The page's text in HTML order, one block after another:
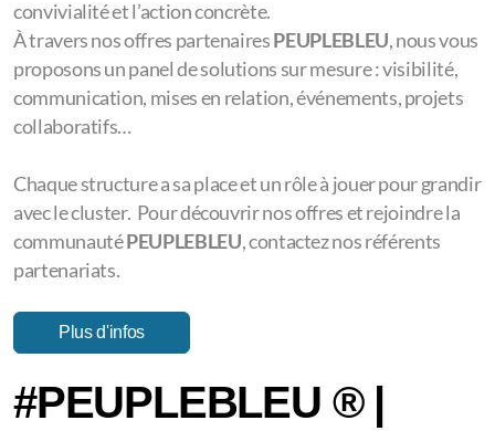
et à une dynamique humaine inspirante. Rejoignez les
valeurs dePEUPLEBLEU: solidarité, engagement,
coopération et responsabilité
Intégrez un réseau actif d’acteurs économiques,
associatifs et institutionnels engagés en Alsace
moderne, responsable et tournée vers l’impact positif
UNE ALLIANCE
ENTRE VOTRE ENTREPRISE ET PEUPLEBLEU
PEUPLEBLEUpour valoriser vos messages auprès de vos
clients, partenaires et collaborateurs
Invitez vos équipes à vivre des moments de rencontre,
d’échange et de partage autour de projets solidaires.